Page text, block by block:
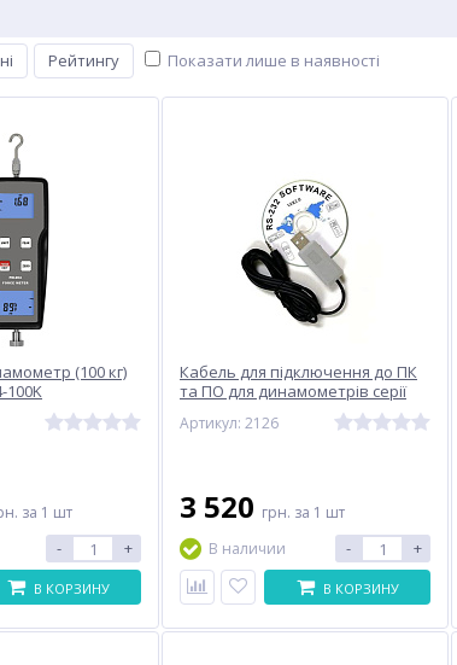
Рейтингу Показати лише в наявності
(100 кг)
100K
за 1 шт
- +
В КОРЗИНУ
Кабель для підключення до ПК
та ПО для динамометрів серії
Артикул: 2126
3 520 грн. за 1 шт
В наличии
- +
В КОРЗИНУ